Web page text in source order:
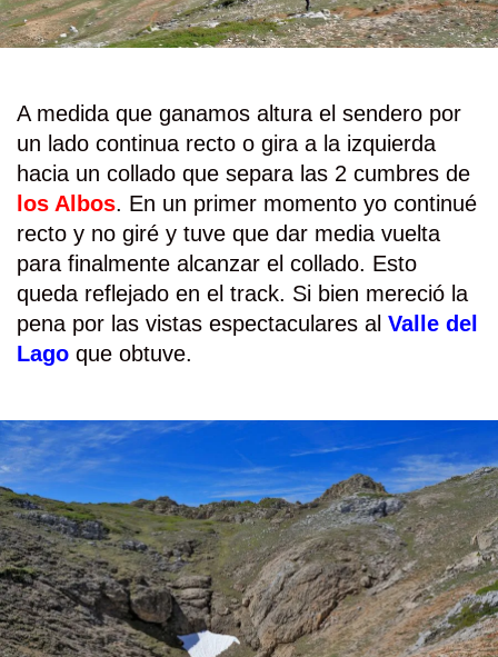
A medida que ganamos altura el sendero por
un lado continua recto o gira a la izquierda
hacia un collado que separa las 2 cumbres de
los Albos. En un primer momento yo continué
recto y no giré y tuve que dar media vuelta
para finalmente alcanzar el collado. Esto
queda reflejado en el track. Si bien mereció la
pena por las vistas espectaculares al Valle del
Lago que obtuve.